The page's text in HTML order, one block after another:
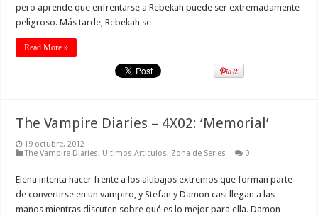
pero aprende que enfrentarse a Rebekah puede ser extremadamente
peligroso. Más tarde, Rebekah se …
Read More »
The Vampire Diaries – 4X02: ‘Memorial’
19 octubre, 2012
The Vampire Diaries, Ultimos Articulos, Zona de Series 0
Elena intenta hacer frente a los altibajos extremos que forman parte
de convertirse en un vampiro, y Stefan y Damon casi llegan a las
manos mientras discuten sobre qué es lo mejor para ella. Damon